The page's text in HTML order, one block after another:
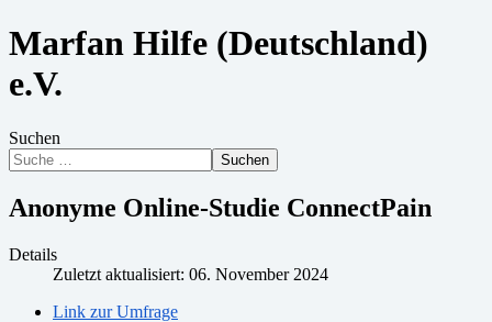
Marfan Hilfe (Deutschland)
e.V.
Suchen
Suchen
Anonyme Online-Studie ConnectPain
Details
Zuletzt aktualisiert: 06. November 2024
Link zur Umfrage